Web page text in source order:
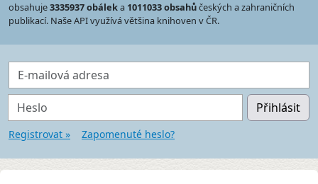
obsahuje3335937 obáleka 1011033 obsahůčeských a zahraničních
publikací. Naše API využívá většina knihoven v ČR.
E-mailová adresa
Heslo Přihlásit
Registrovat » Zapomenuté heslo?